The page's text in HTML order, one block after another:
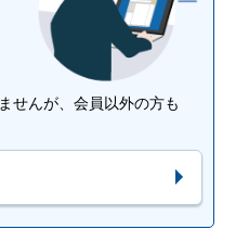
せんが、会員以外の方も